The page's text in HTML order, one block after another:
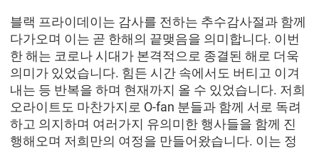
블랙 프라이데이는 감사를 전하는 추수감사절과 함께
다가오며 이는 곧 한해의 끝맺음을 의미합니다. 이번
한 해는 코로나 시대가 본격적으로 종결된 해로 더욱
의미가 있었습니다. 힘든 시간 속에서도 버티고 이겨
내는 등 반복을 하며 현재까지 올 수 있었습니다. 저희
오라이트도 마찬가지로 O-fan 분들과 함께 서로 독려
하고 의지하며 여러가지 유의미한 행사들을 함께 진
행해오며 저희만의 여정을 만들어왔습니다. 이는 정